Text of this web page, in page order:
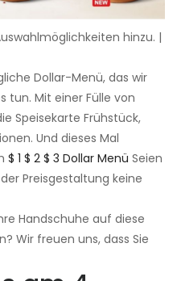
hinzu. |
Dollar-Menü, das wir
tun. Mit einer Fülle von
Speisekarte Frühstück,
Und dieses Mal
$ 1 $ 2 $ 3 Dollar Menü Seien
Preisgestaltung keine
Handschuhe auf diese
Wir freuen uns, dass Sie